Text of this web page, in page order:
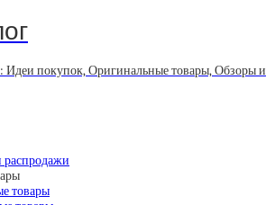
Идеи покупок, Оригинальные товары, Обзоры и
товары